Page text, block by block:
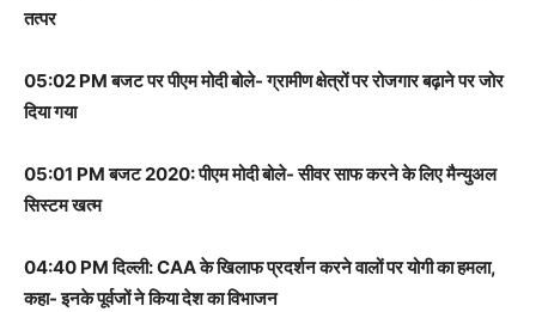
तत्पर
05:02 PM बजट पर पीएम मोदी बोले- ग्रामीण क्षेत्रों पर रोजगार बढ़ाने पर जोर
दिया गया
05:01 PM बजट 2020: पीएम मोदी बोले- सीवर साफ करने के लिए मैन्युअल
सिस्टम खत्म
04:40 PM दिल्ली: CAA के खिलाफ प्रदर्शन करने वालों पर योगी का हमला,
कहा- इनके पूर्वजों ने किया देश का विभाजन